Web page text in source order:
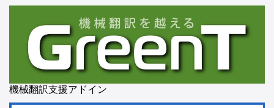
機械翻訳支援アドイン